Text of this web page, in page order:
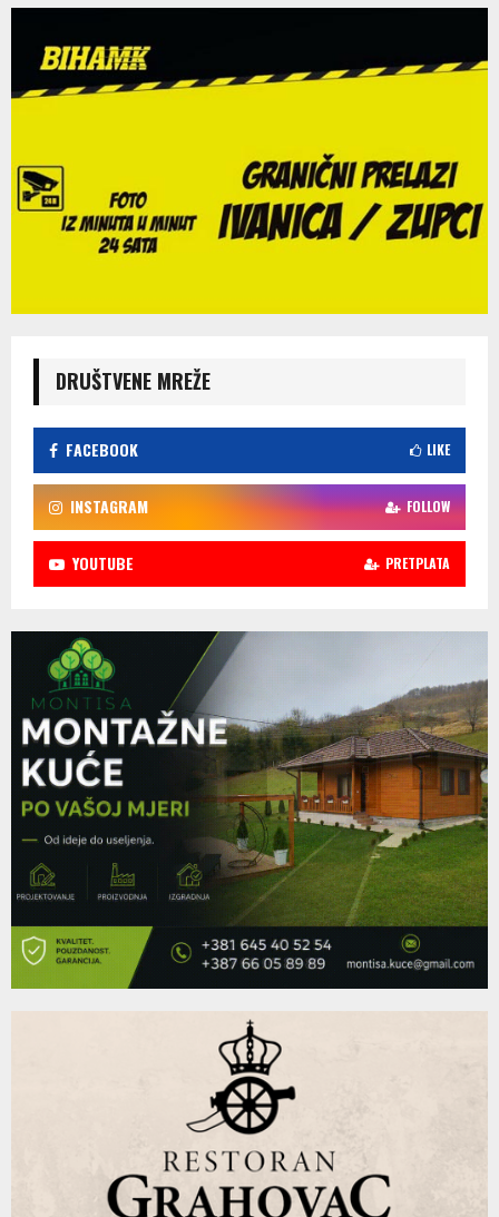
DRUŠTVENE MREŽE
FACEBOOK LIKE
INSTAGRAM FOLLOW
YOUTUBE PRETPLATA